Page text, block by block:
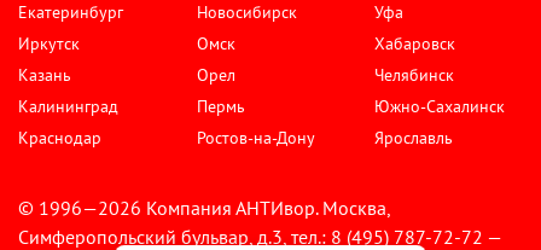
Екатеринбург
Иркутск
Казань
Калининград
Краснодар
Новосибирск
Омск
Орел
Пермь
Ростов-на-Дону
Уфа
Хабаровск
Челябинск
Южно-Сахалинск
Ярославль
© 1996—2026 Компания АНТИвор. Москва,
Симферопольский бульвар, д.3, тел.: 8 (495) 787-72-72 —